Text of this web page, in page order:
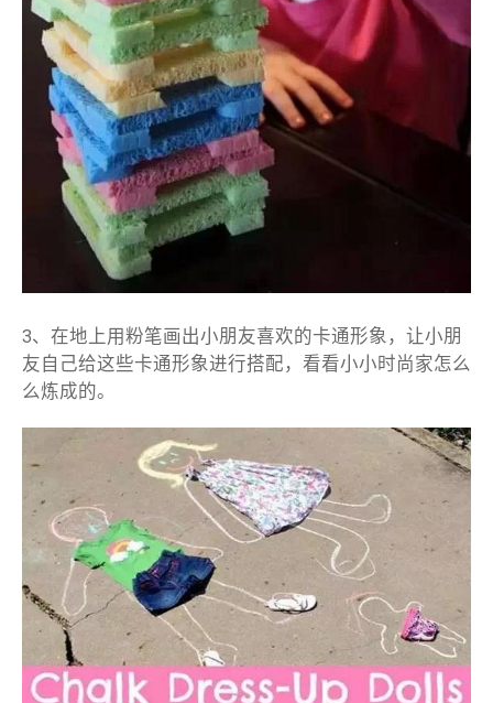
3、在地上用粉笔画出小朋友喜欢的卡通形象，让小朋
友自己给这些卡通形象进行搭配，看看小小时尚家怎么
么炼成的。